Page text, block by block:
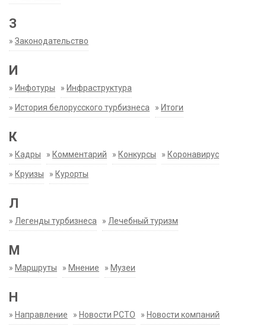
З
» Законодательство
И
» Инфотуры » Инфраструктура
» История белорусского турбизнеса » Итоги
К
» Кадры » Комментарий » Конкурсы » Коронавирус
» Круизы » Курорты
Л
» Легенды турбизнеса » Лечебный туризм
М
» Маршруты » Мнение » Музеи
Н
» Направление » Новости РСТО » Новости компаний